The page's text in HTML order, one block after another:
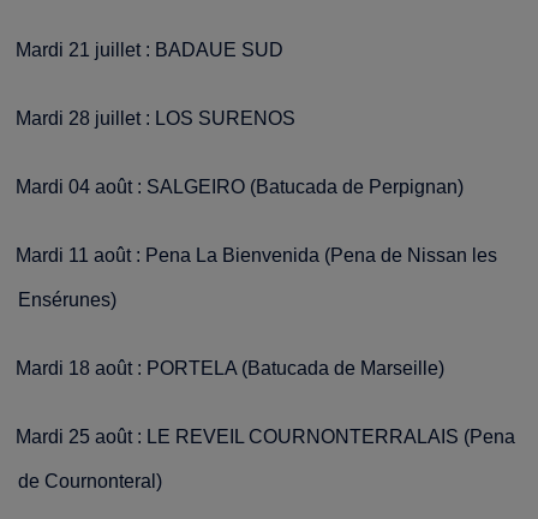
Mardi 21 juillet : BADAUE SUD
Mardi 28 juillet : LOS SURENOS
Mardi 04 août : SALGEIRO (Batucada de Perpignan)
Mardi 11 août : Pena La Bienvenida (Pena de Nissan les
Ensérunes)
Mardi 18 août : PORTELA (Batucada de Marseille)
Mardi 25 août : LE REVEIL COURNONTERRALAIS (Pena
de Cournonteral)